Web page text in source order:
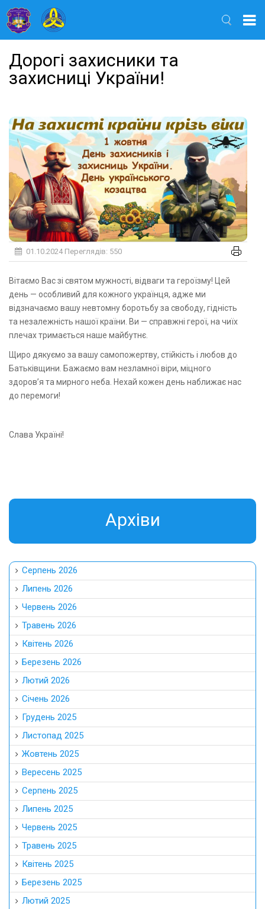
Дорогі захисники та
захисниці України!
01.10.2024Переглядів: 550
Вітаємо Вас зі святом мужності, відваги та героїзму! Цей
день — особливий для кожного українця, адже ми
відзначаємо вашу невтомну боротьбу за свободу, гідність
та незалежність нашої країни. Ви — справжні герої, на чиїх
плечах тримається наше майбутнє.
Щиро дякуємо за вашу самопожертву, стійкість і любов до
Батьківщини. Бажаємо вам незламної віри, міцного
здоров’я та мирного неба. Нехай кожен день наближає нас
до перемоги!
Слава Україні!
Aрхіви
Серпень 2026
Липень 2026
Червень 2026
Травень 2026
Квітень 2026
Березень 2026
Лютий 2026
Січень 2026
Грудень 2025
Листопад 2025
Жовтень 2025
Вересень 2025
Серпень 2025
Липень 2025
Червень 2025
Травень 2025
Квітень 2025
Березень 2025
Лютий 2025